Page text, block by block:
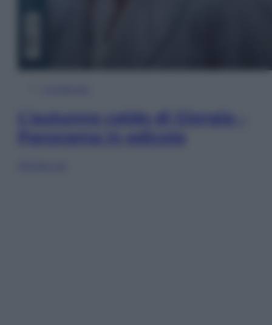
L’autunno caldo di Giorgia –